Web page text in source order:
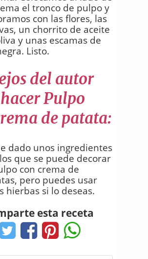
el tronco de pulpo y
con las flores, las
un chorrito de aceite
y unas escamas de
Listo.
del autor
Pulpo
de patata:
dado unos ingredientes
que se puede decorar
con crema de
pero puedes usar
hierbas si lo deseas.
esta receta